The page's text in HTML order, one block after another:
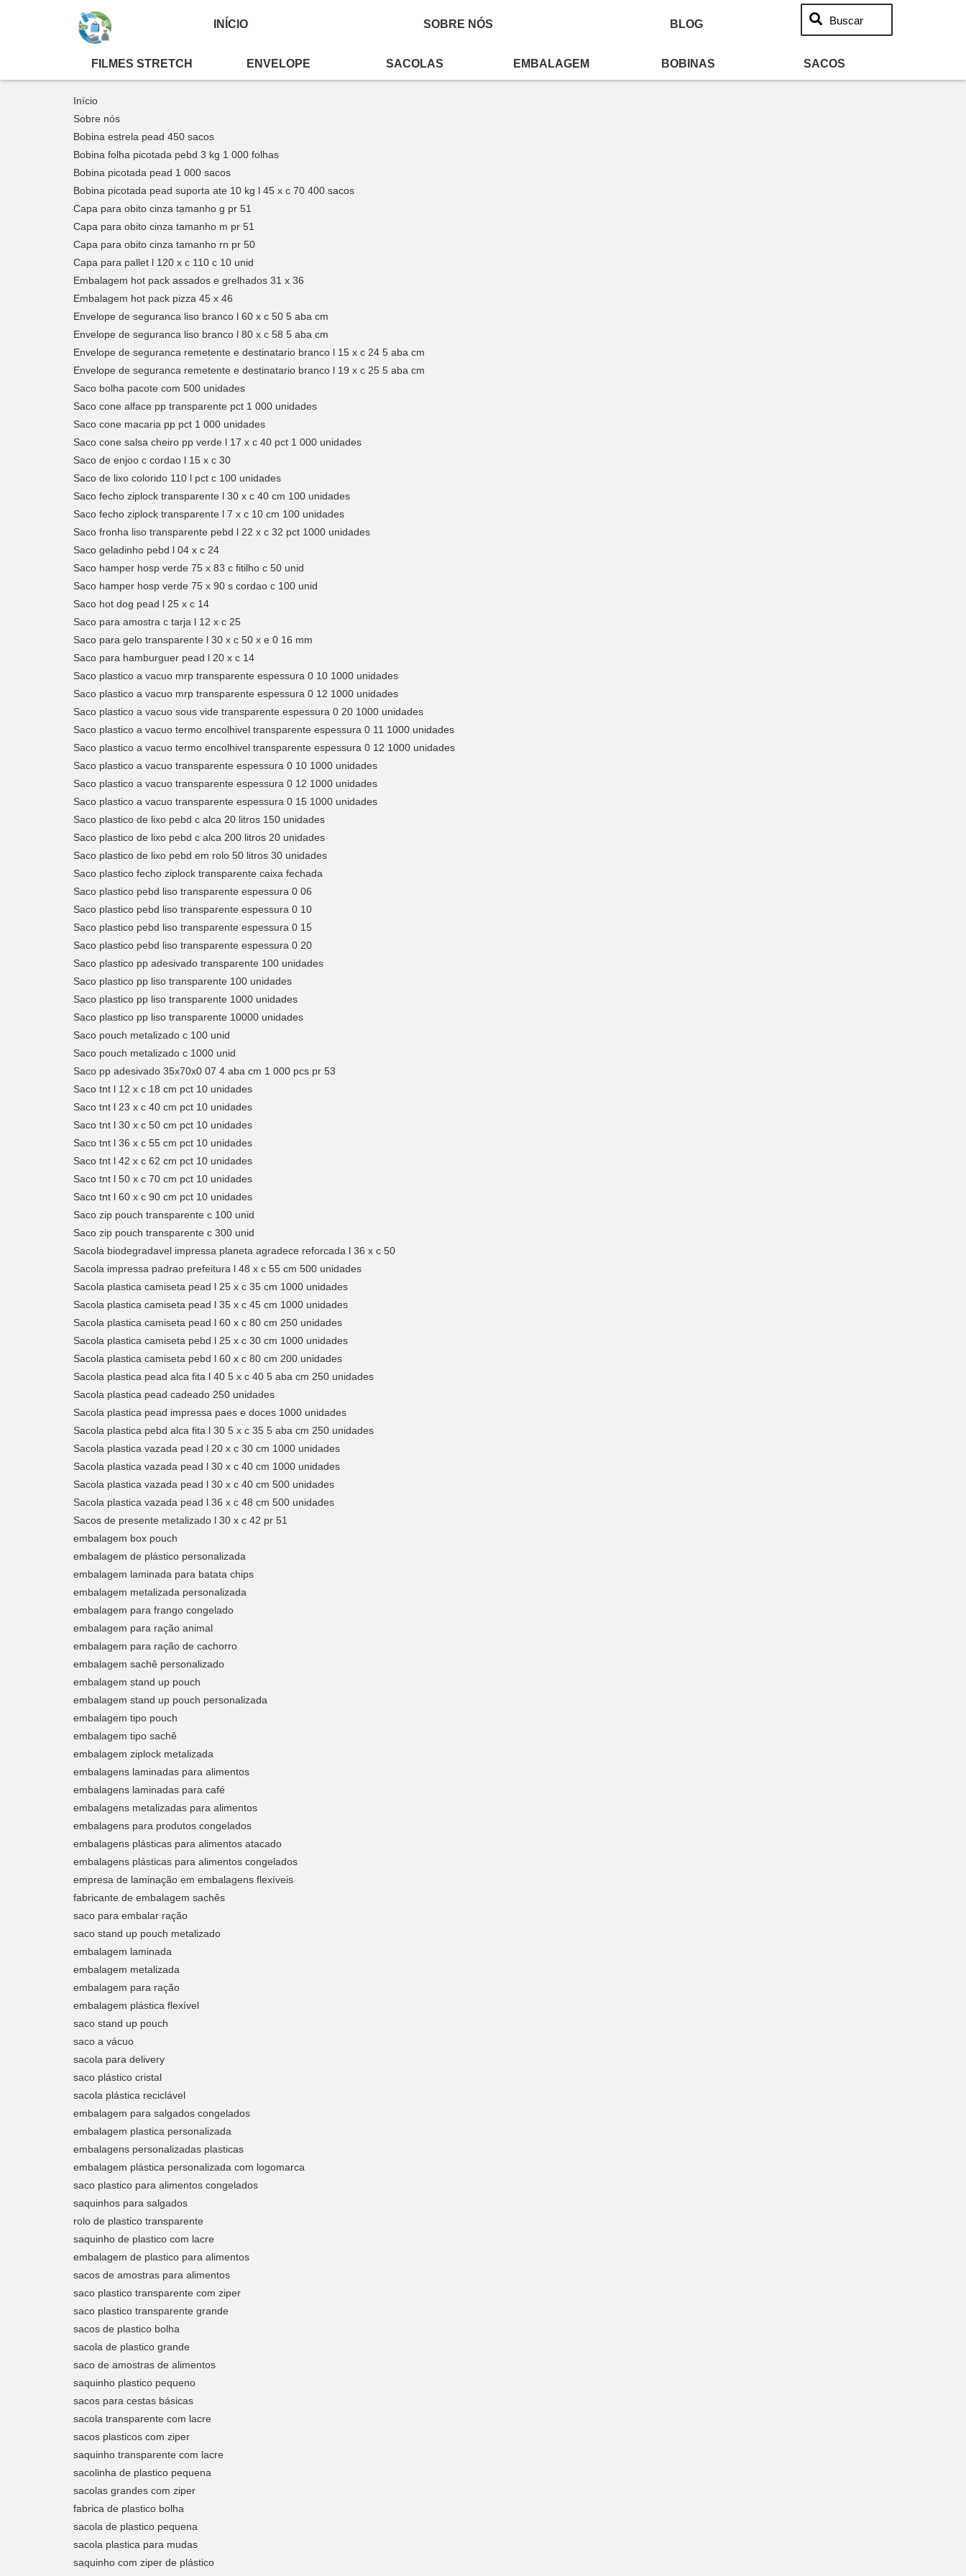
INÍCIO SOBRE NÓS BLOG Buscar
FILMES STRETCH ENVELOPE SACOLAS EMBALAGEM BOBINAS SACOS
Home ❱ Mapa do site
Início
Sobre nós
Bobina estrela pead 450 sacos
Bobina folha picotada pebd 3 kg 1 000 folhas
Bobina picotada pead 1 000 sacos
Bobina picotada pead suporta ate 10 kg l 45 x c 70 400 sacos
Capa para obito cinza tamanho g pr 51
Capa para obito cinza tamanho m pr 51
Capa para obito cinza tamanho rn pr 50
Capa para pallet l 120 x c 110 c 10 unid
Embalagem hot pack assados e grelhados 31 x 36
Embalagem hot pack pizza 45 x 46
Envelope de seguranca liso branco l 60 x c 50 5 aba cm
Envelope de seguranca liso branco l 80 x c 58 5 aba cm
Envelope de seguranca remetente e destinatario branco l 15 x c 24 5 aba cm
Envelope de seguranca remetente e destinatario branco l 19 x c 25 5 aba cm
Saco bolha pacote com 500 unidades
Saco cone alface pp transparente pct 1 000 unidades
Saco cone macaria pp pct 1 000 unidades
Saco cone salsa cheiro pp verde l 17 x c 40 pct 1 000 unidades
Saco de enjoo c cordao l 15 x c 30
Saco de lixo colorido 110 l pct c 100 unidades
Saco fecho ziplock transparente l 30 x c 40 cm 100 unidades
Saco fecho ziplock transparente l 7 x c 10 cm 100 unidades
Saco fronha liso transparente pebd l 22 x c 32 pct 1000 unidades
Saco geladinho pebd l 04 x c 24
Saco hamper hosp verde 75 x 83 c fitilho c 50 unid
Saco hamper hosp verde 75 x 90 s cordao c 100 unid
Saco hot dog pead l 25 x c 14
Saco para amostra c tarja l 12 x c 25
Saco para gelo transparente l 30 x c 50 x e 0 16 mm
Saco para hamburguer pead l 20 x c 14
Saco plastico a vacuo mrp transparente espessura 0 10 1000 unidades
Saco plastico a vacuo mrp transparente espessura 0 12 1000 unidades
Saco plastico a vacuo sous vide transparente espessura 0 20 1000 unidades
Saco plastico a vacuo termo encolhivel transparente espessura 0 11 1000 unidades
Saco plastico a vacuo termo encolhivel transparente espessura 0 12 1000 unidades
Saco plastico a vacuo transparente espessura 0 10 1000 unidades
Saco plastico a vacuo transparente espessura 0 12 1000 unidades
Saco plastico a vacuo transparente espessura 0 15 1000 unidades
Saco plastico de lixo pebd c alca 20 litros 150 unidades
Saco plastico de lixo pebd c alca 200 litros 20 unidades
Saco plastico de lixo pebd em rolo 50 litros 30 unidades
Saco plastico fecho ziplock transparente caixa fechada
Saco plastico pebd liso transparente espessura 0 06
Saco plastico pebd liso transparente espessura 0 10
Saco plastico pebd liso transparente espessura 0 15
Saco plastico pebd liso transparente espessura 0 20
Saco plastico pp adesivado transparente 100 unidades
Saco plastico pp liso transparente 100 unidades
Saco plastico pp liso transparente 1000 unidades
Saco plastico pp liso transparente 10000 unidades
Saco pouch metalizado c 100 unid
Saco pouch metalizado c 1000 unid
Saco pp adesivado 35x70x0 07 4 aba cm 1 000 pcs pr 53
Saco tnt l 12 x c 18 cm pct 10 unidades
Saco tnt l 23 x c 40 cm pct 10 unidades
Saco tnt l 30 x c 50 cm pct 10 unidades
Saco tnt l 36 x c 55 cm pct 10 unidades
Saco tnt l 42 x c 62 cm pct 10 unidades
Saco tnt l 50 x c 70 cm pct 10 unidades
Saco tnt l 60 x c 90 cm pct 10 unidades
Saco zip pouch transparente c 100 unid
Saco zip pouch transparente c 300 unid
Sacola biodegradavel impressa planeta agradece reforcada l 36 x c 50
Sacola impressa padrao prefeitura l 48 x c 55 cm 500 unidades
Sacola plastica camiseta pead l 25 x c 35 cm 1000 unidades
Sacola plastica camiseta pead l 35 x c 45 cm 1000 unidades
Sacola plastica camiseta pead l 60 x c 80 cm 250 unidades
Sacola plastica camiseta pebd l 25 x c 30 cm 1000 unidades
Sacola plastica camiseta pebd l 60 x c 80 cm 200 unidades
Sacola plastica pead alca fita l 40 5 x c 40 5 aba cm 250 unidades
Sacola plastica pead cadeado 250 unidades
Sacola plastica pead impressa paes e doces 1000 unidades
Sacola plastica pebd alca fita l 30 5 x c 35 5 aba cm 250 unidades
Sacola plastica vazada pead l 20 x c 30 cm 1000 unidades
Sacola plastica vazada pead l 30 x c 40 cm 1000 unidades
Sacola plastica vazada pead l 30 x c 40 cm 500 unidades
Sacola plastica vazada pead l 36 x c 48 cm 500 unidades
Sacos de presente metalizado l 30 x c 42 pr 51
embalagem box pouch
embalagem de plástico personalizada
embalagem laminada para batata chips
embalagem metalizada personalizada
embalagem para frango congelado
embalagem para ração animal
embalagem para ração de cachorro
embalagem sachê personalizado
embalagem stand up pouch
embalagem stand up pouch personalizada
embalagem tipo pouch
embalagem tipo sachê
embalagem ziplock metalizada
embalagens laminadas para alimentos
embalagens laminadas para café
embalagens metalizadas para alimentos
embalagens para produtos congelados
embalagens plásticas para alimentos atacado
embalagens plásticas para alimentos congelados
empresa de laminação em embalagens flexíveis
fabricante de embalagem sachês
saco para embalar ração
saco stand up pouch metalizado
embalagem laminada
embalagem metalizada
embalagem para ração
embalagem plástica flexível
saco stand up pouch
saco a vácuo
sacola para delivery
saco plástico cristal
sacola plástica reciclável
embalagem para salgados congelados
embalagem plastica personalizada
embalagens personalizadas plasticas
embalagem plástica personalizada com logomarca
saco plastico para alimentos congelados
saquinhos para salgados
rolo de plastico transparente
saquinho de plastico com lacre
embalagem de plastico para alimentos
sacos de amostras para alimentos
saco plastico transparente com ziper
saco plastico transparente grande
sacos de plastico bolha
sacola de plastico grande
saco de amostras de alimentos
saquinho plastico pequeno
sacos para cestas básicas
sacola transparente com lacre
sacos plasticos com ziper
saquinho transparente com lacre
sacolinha de plastico pequena
sacolas grandes com ziper
fabrica de plastico bolha
sacola de plastico pequena
sacola plastica para mudas
saquinho com ziper de plástico